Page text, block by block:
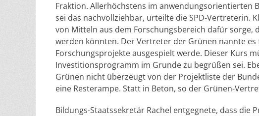
Fraktion. Allerhöchstens im anwendungsorientierten
sei das nachvollziehbar, urteilte die SPD-Vertreterin.
von Mitteln aus dem Forschungsbereich dafür sorge,
werden könnten. Der Vertreter der Grünen nannte es
Forschungsprojekte ausgespielt werde. Dieser Kurs
Investitionsprogramm im Grunde zu begrüßen sei.
Grünen nicht überzeugt von der Projektliste der
eine Resterampe. Statt in Beton, so der Grünen-
Bildungs-Staatssekretär Rachel entgegnete, dass